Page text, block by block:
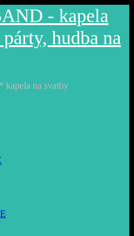
kapela na svatby